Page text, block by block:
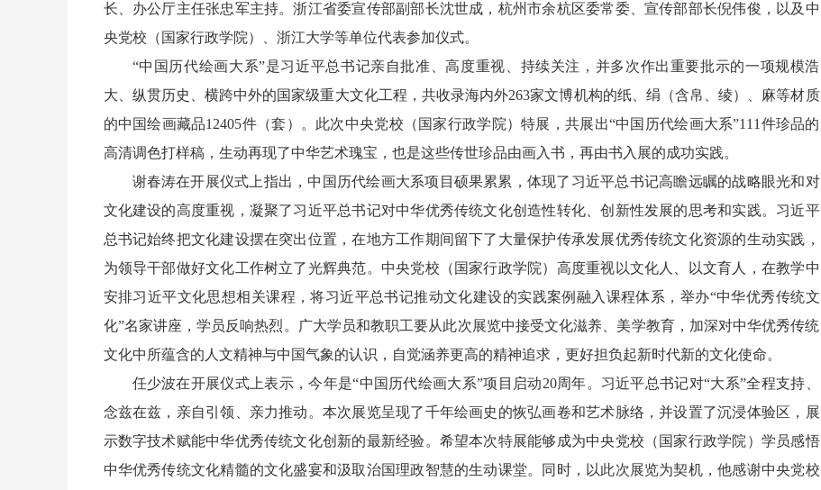
长、办公厅主任张忠军主持。浙江省委宣传部副部长沈世成，杭州市余杭区委常委、宣传部部长倪伟俊，以及中
央党校（国家行政学院）、浙江大学等单位代表参加仪式。
“中国历代绘画大系”是习近平总书记亲自批准、高度重视、持续关注，并多次作出重要批示的一项规模浩
大、纵贯历史、横跨中外的国家级重大文化工程，共收录海内外263家文博机构的纸、绢（含帛、绫）、麻等材质
的中国绘画藏品12405件（套）。此次中央党校（国家行政学院）特展，共展出“中国历代绘画大系”111件珍品的
高清调色打样稿，生动再现了中华艺术瑰宝，也是这些传世珍品由画入书，再由书入展的成功实践。
谢春涛在开展仪式上指出，中国历代绘画大系项目硕果累累，体现了习近平总书记高瞻远瞩的战略眼光和对
文化建设的高度重视，凝聚了习近平总书记对中华优秀传统文化创造性转化、创新性发展的思考和实践。习近平
总书记始终把文化建设摆在突出位置，在地方工作期间留下了大量保护传承发展优秀传统文化资源的生动实践，
为领导干部做好文化工作树立了光辉典范。中央党校（国家行政学院）高度重视以文化人、以文育人，在教学中
安排习近平文化思想相关课程，将习近平总书记推动文化建设的实践案例融入课程体系，举办“中华优秀传统文
化”名家讲座，学员反响热烈。广大学员和教职工要从此次展览中接受文化滋养、美学教育，加深对中华优秀传统
文化中所蕴含的人文精神与中国气象的认识，自觉涵养更高的精神追求，更好担负起新时代新的文化使命。
任少波在开展仪式上表示，今年是“中国历代绘画大系”项目启动20周年。习近平总书记对“大系”全程支持、
念兹在兹，亲自引领、亲力推动。本次展览呈现了千年绘画史的恢弘画卷和艺术脉络，并设置了沉浸体验区，展
示数字技术赋能中华优秀传统文化创新的最新经验。希望本次特展能够成为中央党校（国家行政学院）学员感悟
中华优秀传统文化精髓的文化盛宴和汲取治国理政智慧的生动课堂。同时，以此次展览为契机，他感谢中央党校